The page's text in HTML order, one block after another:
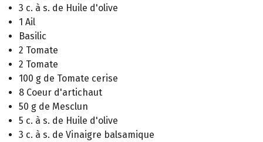
3 c. à s. de Huile d'olive
1 Ail
Basilic
2 Tomate
2 Tomate
100 g de Tomate cerise
8 Coeur d'artichaut
50 g de Mesclun
5 c. à s. de Huile d'olive
3 c. à s. de Vinaigre balsamique